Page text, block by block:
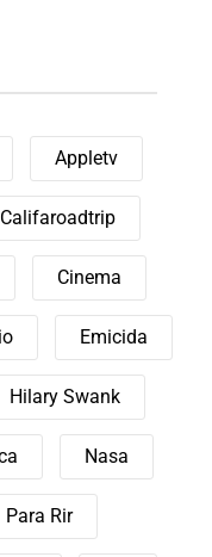
Appletv
Califaroadtrip
Cinema
Emicida
Hilary Swank
Nasa
Para Rir